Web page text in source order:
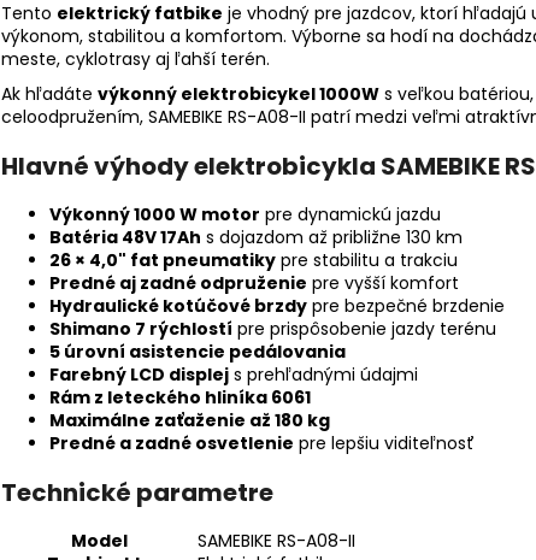
Tento elektrický fatbike je vhodný pre jazdcov, ktorí hľadajú
výkonom, stabilitou a komfortom. Výborne sa hodí na
meste, cyklotrasy aj ľahší terén.
Ak hľadáte výkonný elektrobicykel 1000W s veľkou
celoodpružením, SAMEBIKE RS-A08-II patrí medzi veľmi
Hlavné výhody elektrobicykla SAMEBIKE
Výkonný 1000 W motor pre dynamickú jazdu
Batéria 48V 17Ah s dojazdom až približne 130 km
26 × 4,0" fat pneumatiky pre stabilitu a trakciu
Predné aj zadné odpruženie pre vyšší komfort
Hydraulické kotúčové brzdy pre bezpečné brzdenie
Shimano 7 rýchlostí pre prispôsobenie jazdy terénu
5 úrovní asistencie pedálovania
Farebný LCD displej s prehľadnými údajmi
Rám z leteckého hliníka 6061
Maximálne zaťaženie až 180 kg
Predné a zadné osvetlenie pre lepšiu viditeľnosť
Technické parametre
Model
SAMEBIKE RS-A08-II